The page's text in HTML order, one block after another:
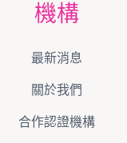
機構
最新消息
關於我們
合作認證機構